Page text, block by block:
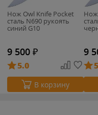
Нож Owl Knife Pocket
сталь N690 рукоять
синий G10
9 500 ₽
5.0
В корзину
Нож
9